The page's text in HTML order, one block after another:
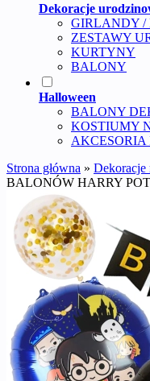
Dekoracje
GIRLANDY /
ZESTAWY
KURTYNY
BALONY
Halloween
BALONY
KOSTIUMY
Strona główna » Dekoracje
BALONÓW HARRY